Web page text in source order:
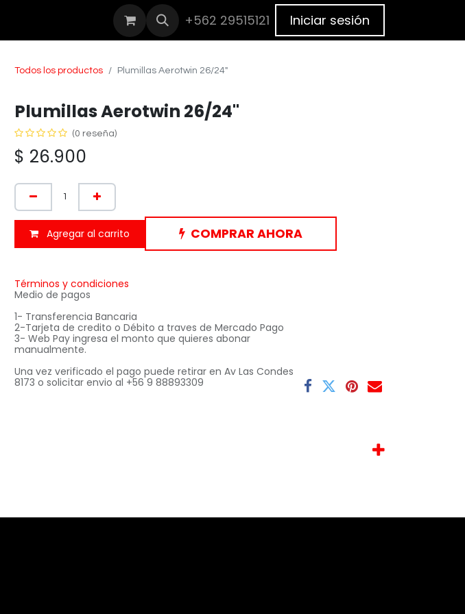
Nuestras Marcas BLOG Cita
+562 29515121 Iniciar sesión
Todos los productos Plumillas Aerotwin 26/24"
Plumillas Aerotwin 26/24"
(0 reseña)
$ 26.900
Agregar al carrito COMPRAR AHORA
Términos y condiciones
Medio de pagos
1- Transferencia Bancaria
2-Tarjeta de credito o Débito a traves de Mercado Pago
3- Web Pay ingresa el monto que quieres abonar
manualmente.
Una vez verificado el pago puede retirar en Av Las Condes
8173 o solicitar envio al +56 9 88893309